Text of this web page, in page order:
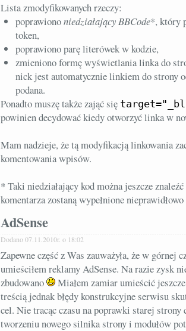
Lista zmodyfikowanych rzeczy:
poprawiononiedziałający BBCode*, który
token,
poprawiono parę literówek w kodzie,
zmieniono formę wyświetlania linka do
nick jest automatycznie linkiem do strony
podana.
Ponadto muszę także zająć się
powinien decydować kiedy otworzyć linka w
Mam nadzieje, że tą modyfikacją linkowania
komentowania wpisów.
* Taki niedziałający kod można jeszcze
komentarza zostaną wypełnione nieprawidłowo
AdSense
Dodano 07.11.2010r. o 18:02
Zapewne część z Was zauważyła, że w górnej
umieściłem reklamy AdSense. Na razie zysk
zbudowano
Miałem zamiar umieścić
treścią jednak błędy konstrukcyjne serwisu
cel. Nie tracąc czasu na poprawki starej strony
tworzeniu nowego silnika strony i modułów